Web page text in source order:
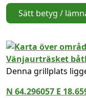
Sätt betyg /
Denna grillplats
N 64.296057 E